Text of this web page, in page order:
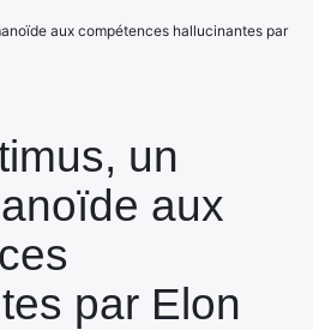
un
aux
par Elon
aux compétences hallucinantes par